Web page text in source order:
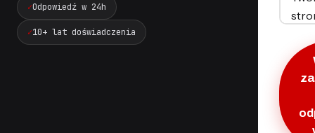
Odpowiedź w 24h
10+ lat doświadczenia